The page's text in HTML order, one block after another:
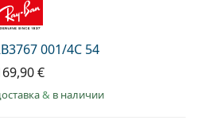
001/4C 54
€
& в наличии